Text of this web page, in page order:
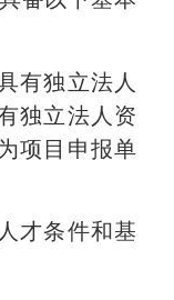
有独立法人
独立法人资
项目申报单
才条件和基